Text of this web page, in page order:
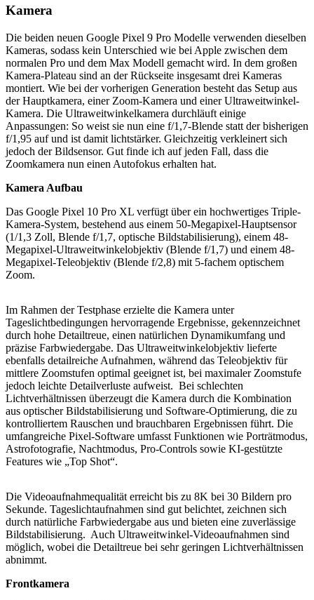
Kamera
Die beiden neuen Google Pixel 9 Pro Modelle verwenden dieselben
Kameras, sodass kein Unterschied wie bei Apple zwischen dem
normalen Pro und dem Max Modell gemacht wird. In dem großen
Kamera-Plateau sind an der Rückseite insgesamt drei Kameras
montiert. Wie bei der vorherigen Generation besteht das Setup aus
der Hauptkamera, einer Zoom-Kamera und einer Ultraweitwinkel-
Kamera. Die Ultraweitwinkelkamera durchläuft einige
Anpassungen: So weist sie nun eine f/1,7-Blende statt der bisherigen
f/1,95 auf und ist damit lichtstärker. Gleichzeitig verkleinert sich
jedoch der Bildsensor. Gut finde ich auf jeden Fall, dass die
Zoomkamera nun einen Autofokus erhalten hat.
Kamera Aufbau
Das Google Pixel 10 Pro XL verfügt über ein hochwertiges Triple-
Kamera-System, bestehend aus einem 50-Megapixel-Hauptsensor
(1/1,3 Zoll, Blende f/1,7, optische Bildstabilisierung), einem 48-
Megapixel-Ultraweitwinkelobjektiv (Blende f/1,7) und einem 48-
Megapixel-Teleobjektiv (Blende f/2,8) mit 5-fachem optischem
Zoom.
Im Rahmen der Testphase erzielte die Kamera unter
Tageslichtbedingungen hervorragende Ergebnisse, gekennzeichnet
durch hohe Detailtreue, einen natürlichen Dynamikumfang und
präzise Farbwiedergabe. Das Ultraweitwinkelobjektiv lieferte
ebenfalls detailreiche Aufnahmen, während das Teleobjektiv für
mittlere Zoomstufen optimal geeignet ist, bei maximaler Zoomstufe
jedoch leichte Detailverluste aufweist. Bei schlechten
Lichtverhältnissen überzeugt die Kamera durch die Kombination
aus optischer Bildstabilisierung und Software-Optimierung, die zu
kontrolliertem Rauschen und brauchbaren Ergebnissen führt. Die
umfangreiche Pixel-Software umfasst Funktionen wie Porträtmodus,
Astrofotografie, Nachtmodus, Pro-Controls sowie KI-gestützte
Features wie „Top Shot“.
Die Videoaufnahmequalität erreicht bis zu 8K bei 30 Bildern pro
Sekunde. Tageslichtaufnahmen sind gut belichtet, zeichnen sich
durch natürliche Farbwiedergabe aus und bieten eine zuverlässige
Bildstabilisierung. Auch Ultraweitwinkel-Videoaufnahmen sind
möglich, wobei die Detailtreue bei sehr geringen Lichtverhältnissen
abnimmt.
Frontkamera